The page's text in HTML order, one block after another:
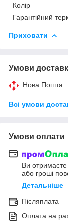
Колір
Гарантійний
Приховати
Умови
Нова Пошта
Всі умови
Умови оплати
Ви
або гроші
Детальніше
Післяплата
Оплата на